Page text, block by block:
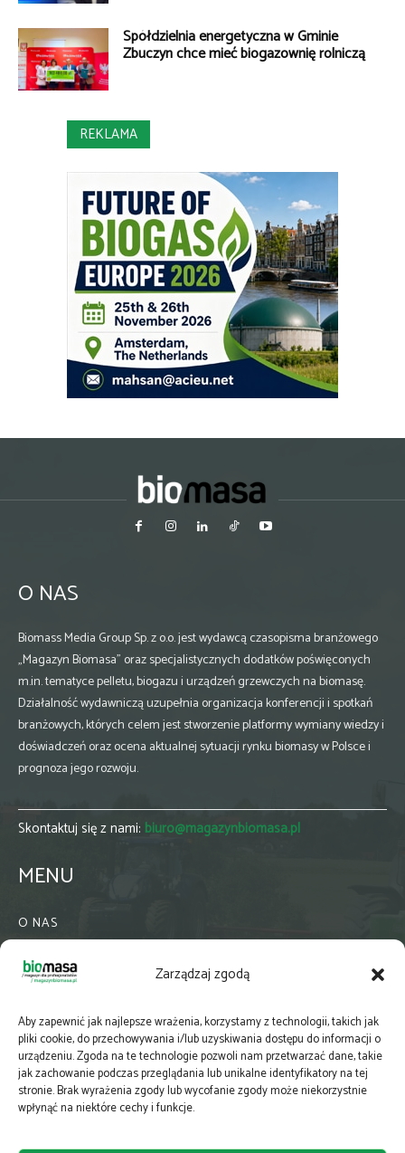
Zarządzaj zgodą
Aby zapewnić jak najlepsze wrażenia, korzystamy z technologii, takich jak
pliki cookie, do przechowywania i/lub uzyskiwania dostępu do informacji o
urządzeniu. Zgoda na te technologie pozwoli nam przetwarzać dane, takie
jak zachowanie podczas przeglądania lub unikalne identyfikatory na tej
stronie. Brak wyrażenia zgody lub wycofanie zgody może niekorzystnie
wpłynąć na niektóre cechy i funkcje.
Spółdzielnia energetyczna w Gminie
Zbuczyn chce mieć biogazownię rolniczą
REKLAMA
O NAS
Biomass Media Group Sp. z o.o. jest wydawcą czasopisma branżowego
„Magazyn Biomasa” oraz specjalistycznych dodatków poświęconych
m.in. tematyce pelletu, biogazu i urządzeń grzewczych na biomasę.
Działalność wydawniczą uzupełnia organizacja konferencji i spotkań
branżowych, których celem jest stworzenie platformy wymiany wiedzy i
doświadczeń oraz ocena aktualnej sytuacji rynku biomasy w Polsce i
prognoza jego rozwoju.
Skontaktuj się z nami: biuro@magazynbiomasa.pl
MENU
O NAS
WSPÓŁPRACA
PRENUMERATA
NEWSLETTER
MAPY
E-WYDANIE